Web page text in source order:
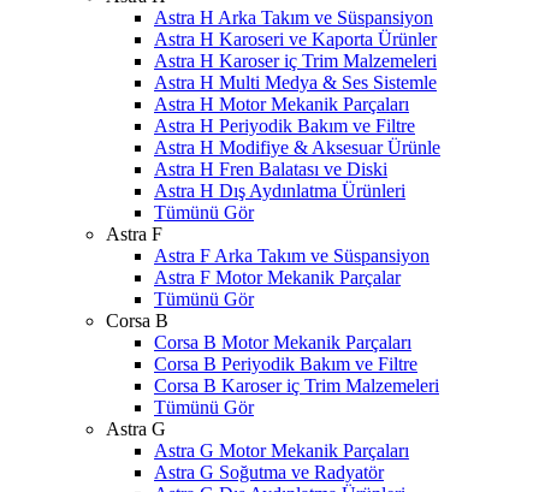
Astra H Arka Takım ve Süspansiyon
Astra H Karoseri ve Kaporta Ürünler
Astra H Karoser iç Trim Malzemeleri
Astra H Multi Medya & Ses Sistemle
Astra H Motor Mekanik Parçaları
Astra H Periyodik Bakım ve Filtre
Astra H Modifiye & Aksesuar Ürünle
Astra H Fren Balatası ve Diski
Astra H Dış Aydınlatma Ürünleri
Tümünü Gör
Astra F
Astra F Arka Takım ve Süspansiyon
Astra F Motor Mekanik Parçalar
Tümünü Gör
Corsa B
Corsa B Motor Mekanik Parçaları
Corsa B Periyodik Bakım ve Filtre
Corsa B Karoser iç Trim Malzemeleri
Tümünü Gör
Astra G
Astra G Motor Mekanik Parçaları
Astra G Soğutma ve Radyatör